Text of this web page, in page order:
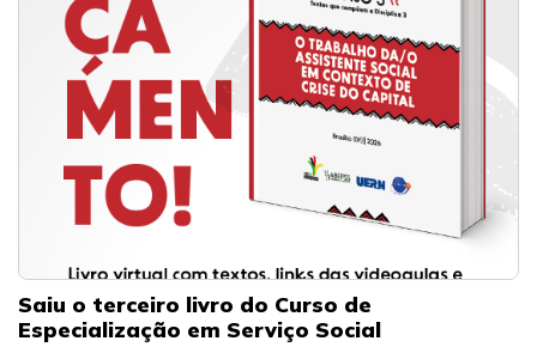
Saiu o terceiro livro do Curso de
Especialização em Serviço Social